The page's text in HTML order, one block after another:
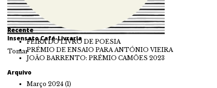
Insensato Café-Livraria
Tomar
Recente
FEIRA DO LIVRO DE POESIA
PRÉMIO DE ENSAIO PARA ANTÓNIO VIEIRA
JOÃO BARRENTO: PRÉMIO CAMÕES 2023
Arquivo
Março 2024 (1)